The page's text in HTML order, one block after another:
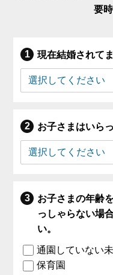
要
現在結婚されてま
お子さまはいら
お子さまの年齢
っしゃらない場
い。
通園していない
保育園